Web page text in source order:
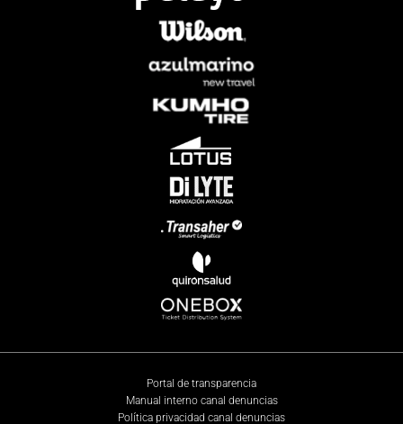
Portal de transparencia
Manual interno canal denuncias
Política privacidad canal denuncias